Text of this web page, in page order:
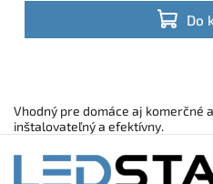
Do
linku, pričom kvalitu garantuje
Vhodný pre domáce aj komerčné
inštalovateľný a efektívny.